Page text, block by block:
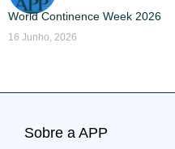
World Continence Week 2026
16 Junho, 2026
Sobre a APP